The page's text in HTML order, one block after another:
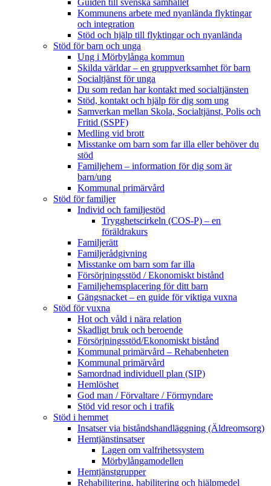
Guiden till svenska samhället
Kommunens arbete med nyanlända flyktingar
och integration
Stöd och hjälp till flyktingar och nyanlända
Stöd för barn och unga
Ung i Mörbylånga kommun
Skilda världar – en gruppverksamhet för barn
Socialtjänst för unga
Du som redan har kontakt med socialtjänsten
Stöd, kontakt och hjälp för dig som ung
Samverkan mellan Skola, Socialtjänst, Polis och
Fritid (SSPF)
Medling vid brott
Misstanke om barn som far illa eller behöver du
stöd
Familjehem – information för dig som är
barn/ung
Kommunal primärvård
Stöd för familjer
Individ och familjestöd
Trygghetscirkeln (COS-P) – en
föräldrakurs
Familjerätt
Familjerådgivning
Misstanke om barn som far illa
Försörjningsstöd / Ekonomiskt bistånd
Familjehemsplacering för ditt barn
Gängsnacket – en guide för viktiga vuxna
Stöd för vuxna
Hot och våld i nära relation
Skadligt bruk och beroende
Försörjningsstöd/Ekonomiskt bistånd
Kommunal primärvård – Rehabenheten
Kommunal primärvård
Samordnad individuell plan (SIP)
Hemlöshet
God man / Förvaltare / Förmyndare
Stöd vid resor och i trafik
Stöd i hemmet
Insatser via biståndshandläggning (Äldreomsorg)
Hemtjänstinsatser
Lagen om valfrihetssystem
Mörbylångamodellen
Hemtjänstgrupper
Rehabilitering, habilitering och hjälpmedel